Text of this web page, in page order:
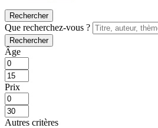
Rechercher
Que recherchez-vous ?
Rechercher
Âge
Prix
Autres critères